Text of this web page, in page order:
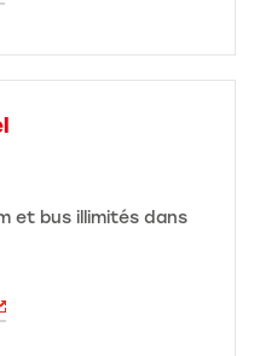
et bus illimités dans